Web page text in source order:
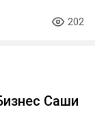
202
Саши